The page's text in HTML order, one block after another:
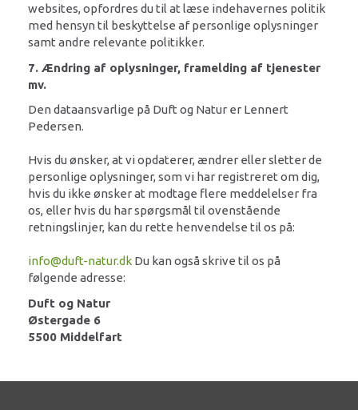
websites, opfordres du til at læse indehavernes politik
med hensyn til beskyttelse af personlige oplysninger
samt andre relevante politikker.
7. Ændring af oplysninger, framelding af tjenester
mv.
Den dataansvarlige på Duft og Natur er Lennert
Pedersen.
Hvis du ønsker, at vi opdaterer, ændrer eller sletter de
personlige oplysninger, som vi har registreret om dig,
hvis du ikke ønsker at modtage flere meddelelser fra
os, eller hvis du har spørgsmål til ovenstående
retningslinjer, kan du rette henvendelse til os på:
info@duft-natur.dk Du kan også skrive til os på
følgende adresse:
Duft og Natur
Østergade 6
5500 Middelfart